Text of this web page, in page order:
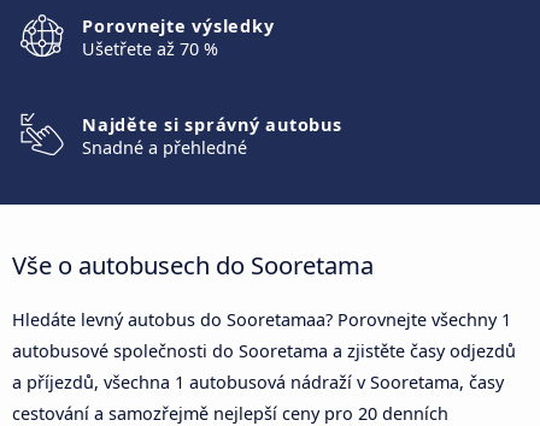
Porovnejte výsledky
Ušetřete až 70 %
Najděte si správný autobus
Snadné a přehledné
Vše o autobusech do Sooretama
Hledáte levný autobus do Sooretamaa? Porovnejte všechny 1
autobusové společnosti do Sooretama a zjistěte časy odjezdů
a příjezdů, všechna 1 autobusová nádraží v Sooretama, časy
cestování a samozřejmě nejlepší ceny pro 20 denních